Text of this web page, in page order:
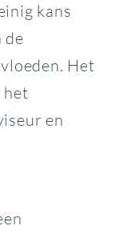
kans
de
Het
het
en